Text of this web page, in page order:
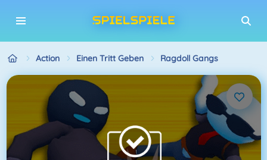
Action Einen Tritt Geben Ragdoll Gangs